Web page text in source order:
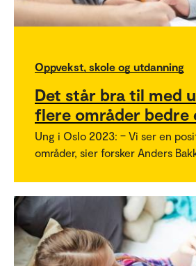
Oppvekst, skole og utdanning
Det står bra til med
flere områder bedre
Ung i Oslo 2023: – Vi ser en
områder, sier forsker Anders